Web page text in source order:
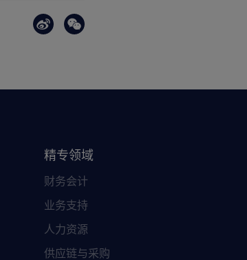
精专领域
财务会计
业务支持
人力资源
供应链与采购